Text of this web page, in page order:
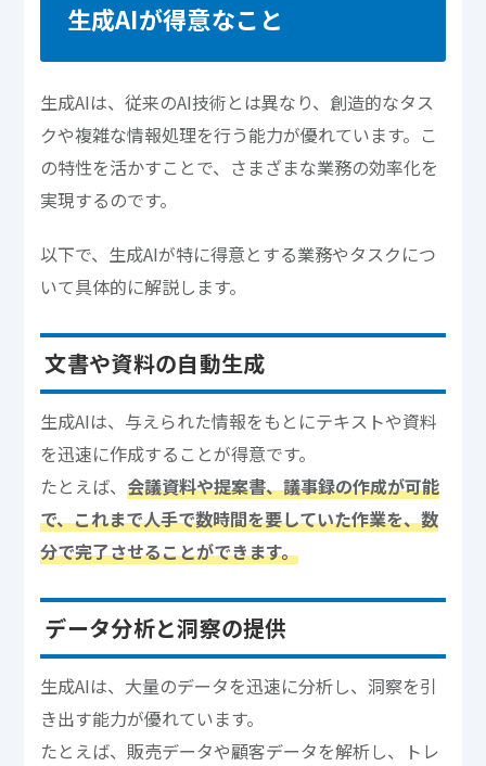
生成AIが得意なこと
生成AIは、従来のAI技術とは異なり、創造的なタス
クや複雑な情報処理を行う能力が優れています。こ
の特性を活かすことで、さまざまな業務の効率化を
実現するのです。
以下で、生成AIが特に得意とする業務やタスクにつ
いて具体的に解説します。
文書や資料の自動生成
生成AIは、与えられた情報をもとにテキストや資料
を迅速に作成することが得意です。
たとえば、会議資料や提案書、議事録の作成が可能
で、これまで人手で数時間を要していた作業を、数
分で完了させることができます。
データ分析と洞察の提供
生成AIは、大量のデータを迅速に分析し、洞察を引
き出す能力が優れています。
たとえば、販売データや顧客データを解析し、トレ